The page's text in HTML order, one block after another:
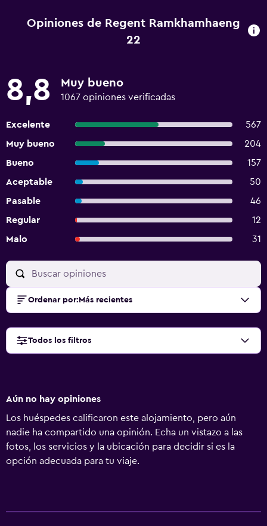
Opiniones de Regent Ramkhamhaeng
22
8,8 Muy bueno
1067 opiniones verificadas
Excelente
567
Muy bueno
204
Bueno
157
Aceptable
50
Pasable
46
Regular
12
Malo
31
Ordenar por: Más recientes
Todos los filtros
Aún no hay opiniones
Los huéspedes calificaron este alojamiento, pero aún
nadie ha compartido una opinión. Echa un vistazo a las
fotos, los servicios y la ubicación para decidir si es la
opción adecuada para tu viaje.